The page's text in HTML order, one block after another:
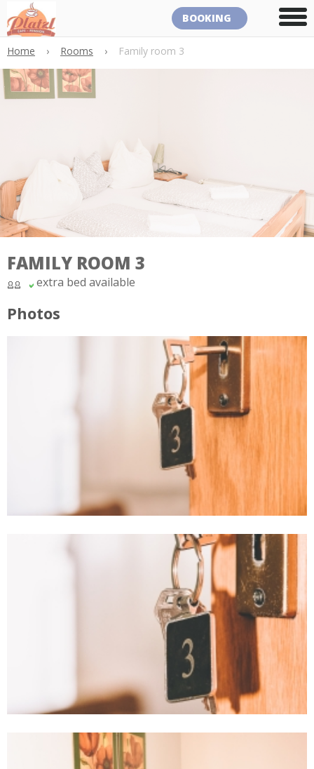
BOOKING
Home › Rooms › Family room 3
FAMILY ROOM 3
extra bed available
Photos